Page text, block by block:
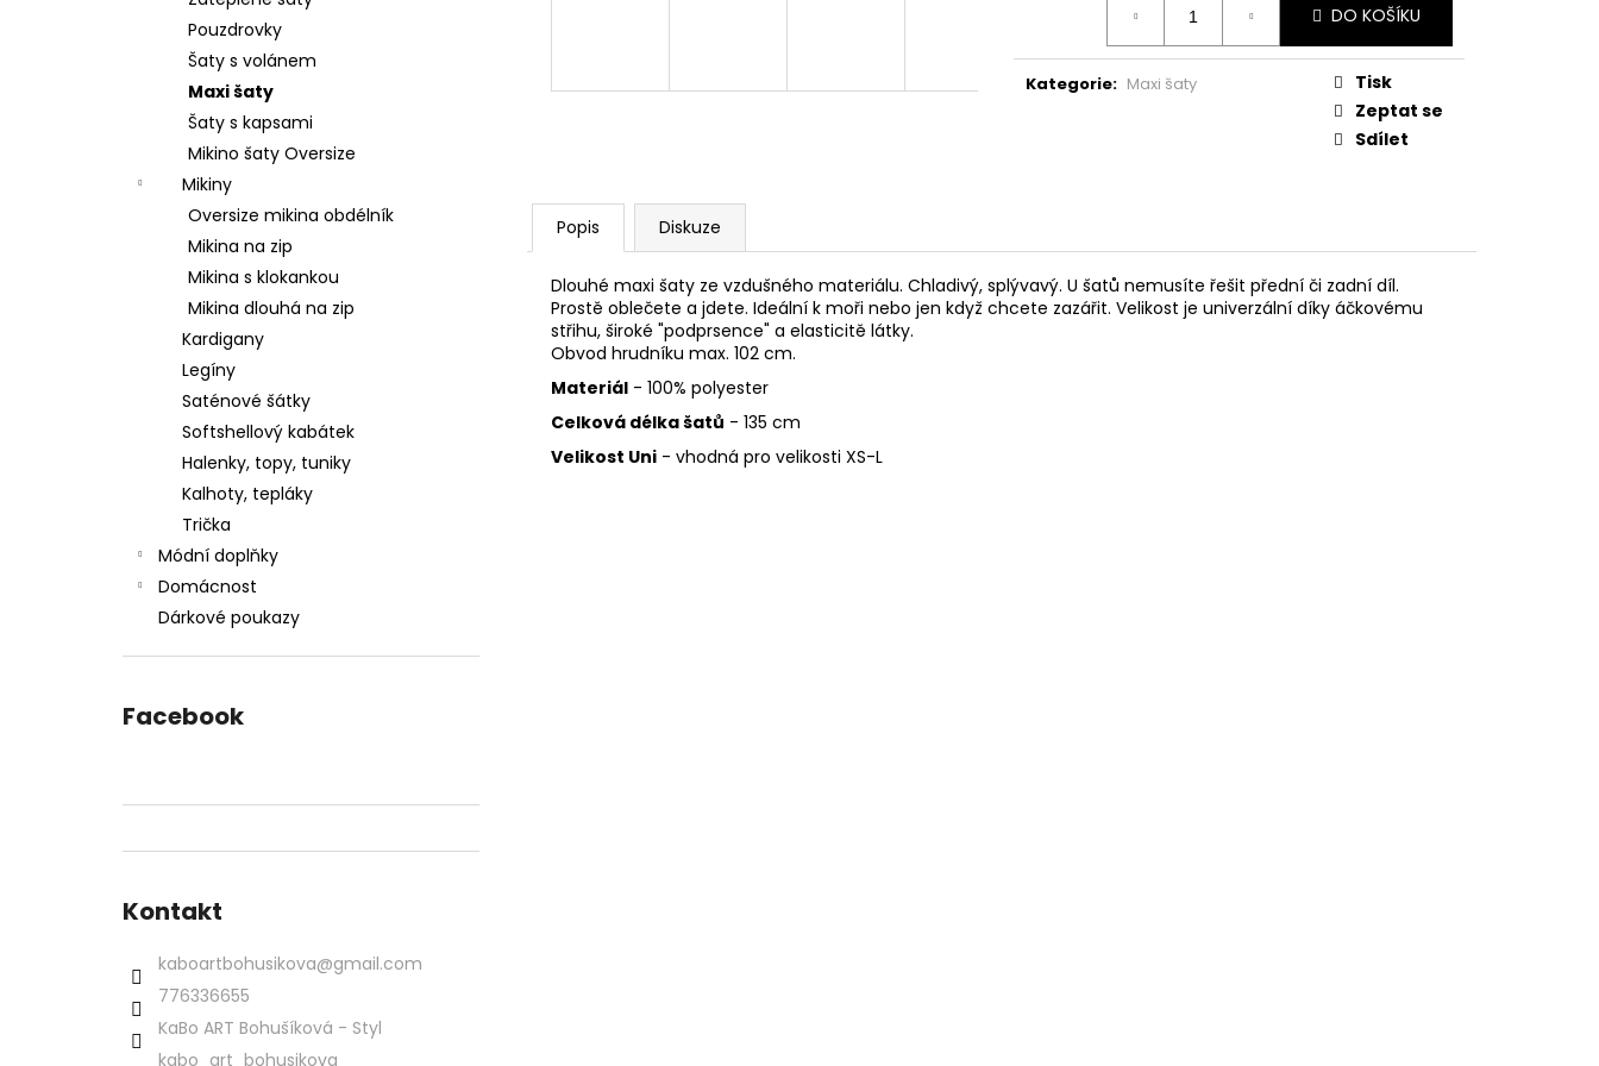
Pouzdrovky
Šaty s volánem
Maxi šaty
Šaty s kapsami
Mikino šaty Oversize
Mikiny
Oversize mikina obdélník
Mikina na zip
Mikina s klokankou
Mikina dlouhá na zip
Kardigany
Legíny
Saténové šátky
Softshellový kabátek
Halenky, topy, tuniky
Kalhoty, tepláky
Trička
Módní doplňky
Domácnost
Dárkové poukazy
Facebook
Kontakt
kaboartbohusikova@gmail.com
776336655
KaBo ART Bohušíková - Styl
kabo_art_bohusikova
DO KOŠÍKU
Kategorie: Maxi šaty
Tisk
Zeptat se
Sdílet
Popis Diskuze
Dlouhé maxi šaty ze vzdušného materiálu. Chladivý, splývavý. U šatů nemusíte řešit přední či zadní díl.
Prostě oblečete a jdete. Ideální k moři nebo jen když chcete zazářit. Velikost je univerzální díky áčkovému
střihu, široké "podprsence" a elasticitě látky.
Obvod hrudníku max. 102 cm.
Materiál - 100% polyester
Celková délka šatů - 135 cm
Velikost Uni - vhodná pro velikosti XS-L
2 599 Kč